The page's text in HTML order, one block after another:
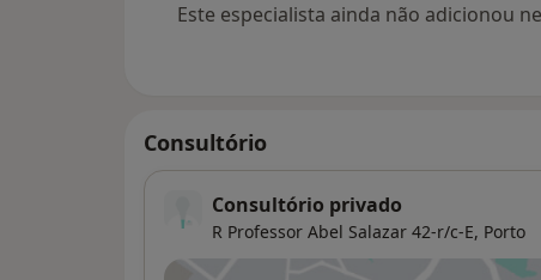
Este especialista ainda não adicionou
Consultório
Consultório privado
R Professor Abel Salazar 42-r/c-E, Porto